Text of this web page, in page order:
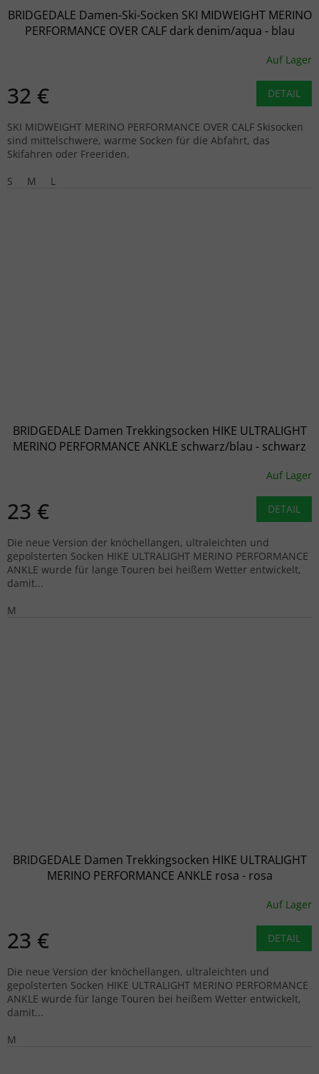
BRIDGEDALE Damen-Ski-Socken SKI MIDWEIGHT MERINO
PERFORMANCE OVER CALF dark denim/aqua - blau
Auf Lager
32 € DETAIL
SKI MIDWEIGHT MERINO PERFORMANCE OVER CALF Skisocken
sind mittelschwere, warme Socken für die Abfahrt, das
Skifahren oder Freeriden.
S
M L
BRIDGEDALE Damen Trekkingsocken HIKE ULTRALIGHT
MERINO PERFORMANCE ANKLE schwarz/blau - schwarz
Auf Lager
23 € DETAIL
Die neue Version der knöchellangen, ultraleichten und
gepolsterten Socken HIKE ULTRALIGHT MERINO PERFORMANCE
ANKLE wurde für lange Touren bei heißem Wetter entwickelt,
damit...
M
BRIDGEDALE Damen Trekkingsocken HIKE ULTRALIGHT
MERINO PERFORMANCE ANKLE rosa - rosa
Auf Lager
23 € DETAIL
Die neue Version der knöchellangen, ultraleichten und
gepolsterten Socken HIKE ULTRALIGHT MERINO PERFORMANCE
ANKLE wurde für lange Touren bei heißem Wetter entwickelt,
damit...
M